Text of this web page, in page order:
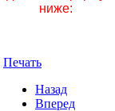
ниже:
Печать
Назад
Вперед